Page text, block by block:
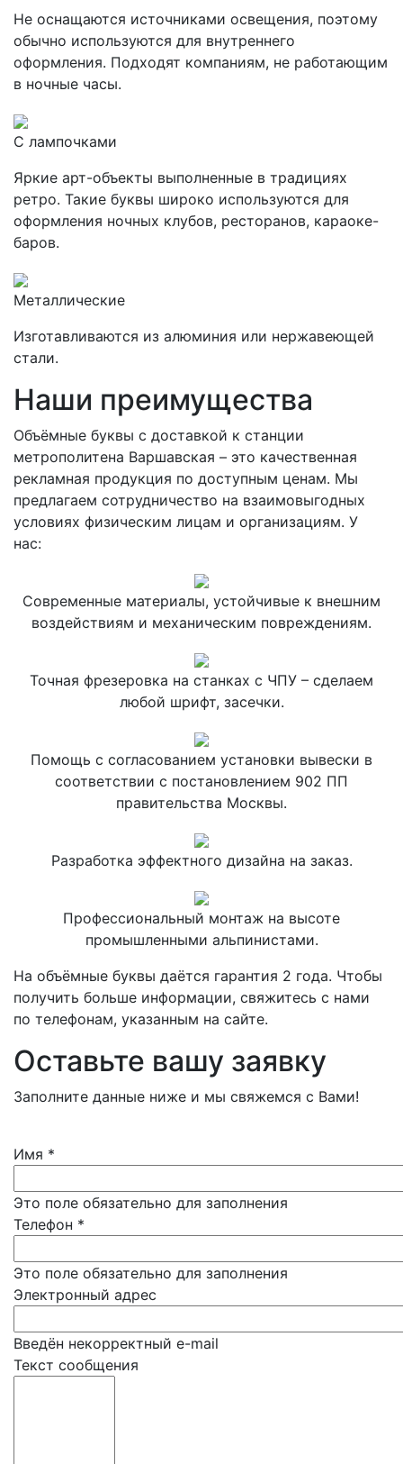
Не оснащаются источниками освещения, поэтому
обычно используются для внутреннего
оформления. Подходят компаниям, не работающим
в ночные часы.
С лампочками
Яркие арт-объекты выполненные в традициях
ретро. Такие буквы широко используются для
оформления ночных клубов, ресторанов, караоке-
баров.
Металлические
Изготавливаются из алюминия или нержавеющей
стали.
Наши преимущества
Объёмные буквы с доставкой к станции
метрополитена Варшавская – это качественная
рекламная продукция по доступным ценам. Мы
предлагаем сотрудничество на взаимовыгодных
условиях физическим лицам и организациям. У
нас:
Современные материалы, устойчивые к внешним
воздействиям и механическим повреждениям.
Точная фрезеровка на станках с ЧПУ – сделаем
любой шрифт, засечки.
Помощь с согласованием установки вывески в
соответствии с постановлением 902 ПП
правительства Москвы.
Разработка эффектного дизайна на заказ.
Профессиональный монтаж на высоте
промышленными альпинистами.
На объёмные буквы даётся гарантия 2 года. Чтобы
получить больше информации, свяжитесь с нами
по телефонам, указанным на сайте.
Оставьте вашу заявку
Заполните данные ниже и мы свяжемся с Вами!
Имя *
Это поле обязательно для заполнения
Телефон *
Это поле обязательно для заполнения
Электронный адрес
Введён некорректный e-mail
Текст сообщения